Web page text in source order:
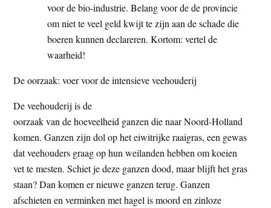
voor de bio-industrie. Belang voor de de provincie
om niet te veel geld kwijt te zijn aan de schade die
boeren kunnen declareren. Kortom: vertel de
waarheid!
De oorzaak: voer voor de intensieve veehouderij
De veehouderij is de
oorzaak van de hoeveelheid ganzen die naar Noord-Holland
komen. Ganzen zijn dol op het eiwitrijke raaigras, een gewas
dat veehouders graag op hun weilanden hebben om koeien
vet te mesten. Schiet je deze ganzen dood, maar blijft het gras
staan? Dan komen er nieuwe ganzen terug. Ganzen
afschieten en verminken met hagel is moord en zinloze